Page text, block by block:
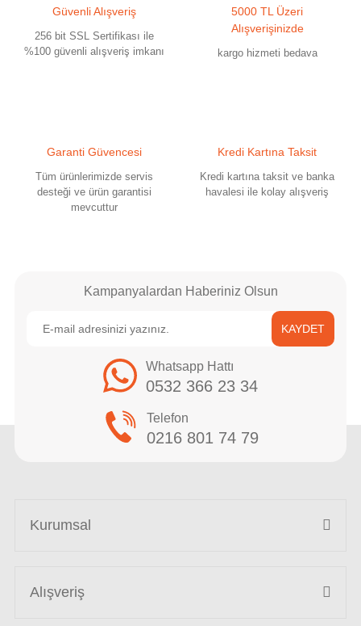
Güvenli Alışveriş
256 bit SSL Sertifikası ile
%100 güvenli alışveriş imkanı
5000 TL Üzeri
Alışverişinizde
kargo hizmeti bedava
Garanti Güvencesi
Tüm ürünlerimizde servis
desteği ve ürün garantisi
mevcuttur
Kredi Kartına Taksit
Kredi kartına taksit ve banka
havalesi ile kolay alışveriş
Kampanyalardan Haberiniz Olsun
KAYDET
Whatsapp Hattı
0532 366 23 34
Telefon
0216 801 74 79
Kurumsal
Alışveriş